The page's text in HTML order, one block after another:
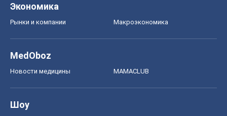
Экономика
Рынки и компании Mакроэкономика
MedOboz
Новости медицины MAMACLUB
Шоу